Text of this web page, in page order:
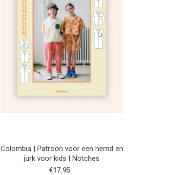
Colombia | Patroon voor een hemd en
jurk voor kids | Notches
€17.95